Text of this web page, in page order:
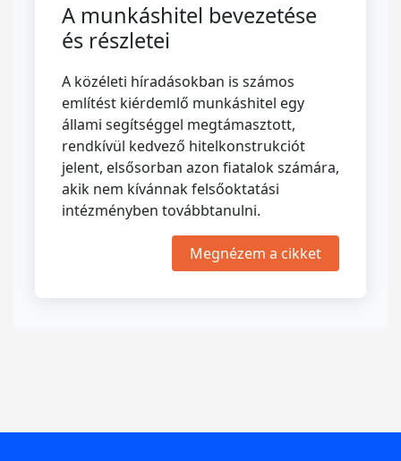
A munkáshitel bevezetése
és részletei
A közéleti híradásokban is számos
említést kiérdemlő munkáshitel egy
állami segítséggel megtámasztott,
rendkívül kedvező hitelkonstrukciót
jelent, elsősorban azon fiatalok számára,
akik nem kívánnak felsőoktatási
intézményben továbbtanulni.
Megnézem a cikket